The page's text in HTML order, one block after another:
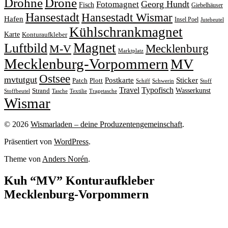
Drone Fisch Fotomagnet Georg Hundt Giebelhäuser
Hafen HansestadtHansestadt Wismar Insel Poel Jutebeutel
Karte Konturaufkleber Kühlschrankmagnet
LuftbildM-VMagnet Marktplatz Mecklenburg
Mecklenburg-VorpommernMV
mvtutgut Ostsee Patch Plott Postkarte Schiff Schwerin Sticker Stoff
Stoffbeutel Strand Tasche Textilie Tragetasche Travel Typofisch Wasserkunst
Wismar
© 2026 Wismarladen – deine Produzentengemeinschaft.
Präsentiert von WordPress.
Theme von Anders Norén.
Kuh “MV” Konturaufkleber
Mecklenburg-Vorpommern